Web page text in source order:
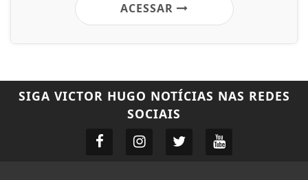
ACESSAR
SIGA VICTOR HUGO NOTÍCIAS NAS REDES
SOCIAIS